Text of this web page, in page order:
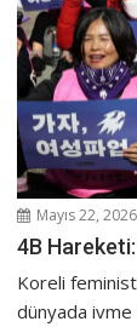
Mayıs 22, 2026
4B
Koreli
dünyada ivme